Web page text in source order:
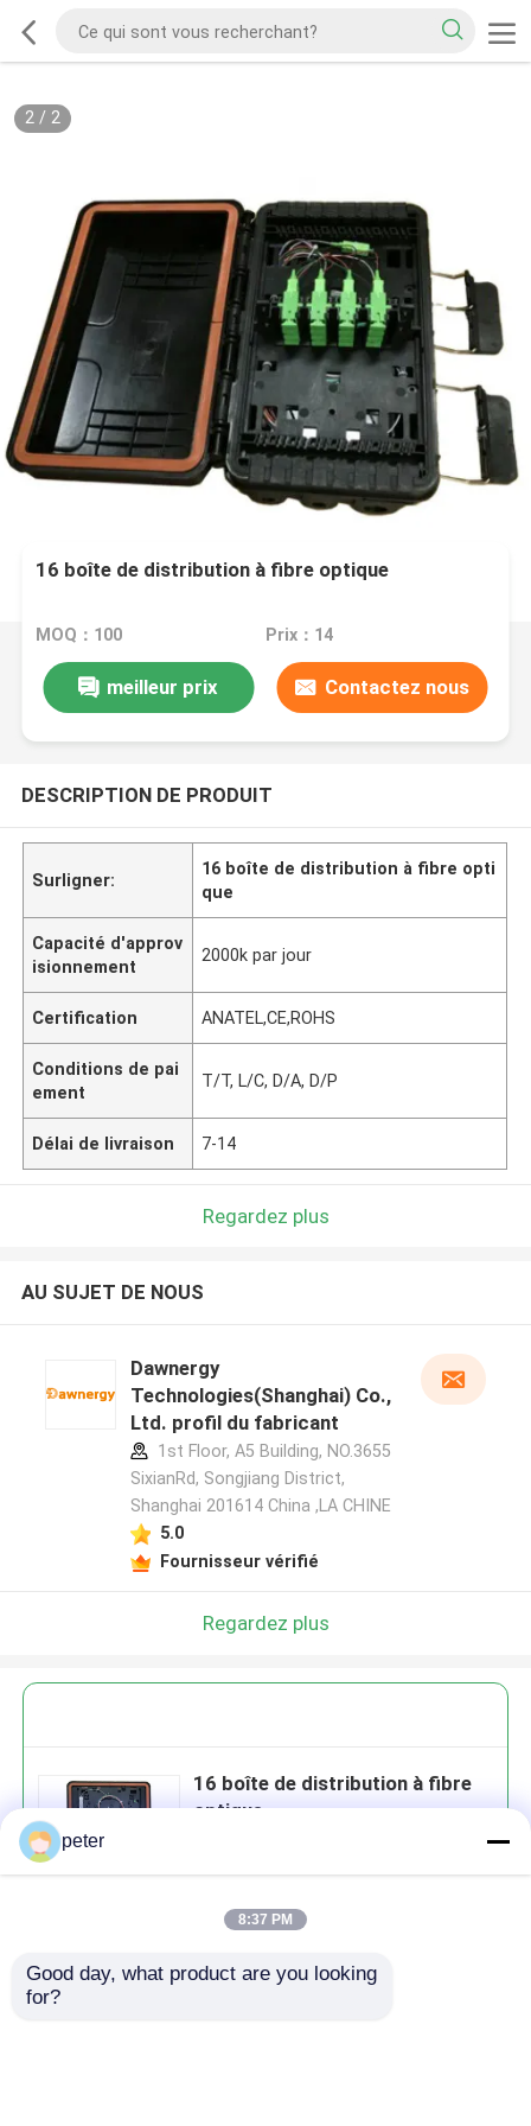
2/ 2
16 boîte de distribution à fibre optique
MOQ：100 Prix：14
meilleur prix Contactez nous
DESCRIPTION DE PRODUIT
Surligner:
16 boîte de distribution à fibre opti
que
Capacité d'approv
isionnement
2000k par jour
Certification ANATEL,CE,ROHS
Conditions de pai
ement
T/T, L/C, D/A, D/P
Délai de livraison 7-14
Regardez plus
AU SUJET DE NOUS
Dawnergy
Technologies(Shanghai) Co.,
Ltd. profil du fabricant
1st Floor, A5 Building, NO.3655
SixianRd, Songjiang District,
Shanghai 201614 China ,LA CHINE
5.0
Fournisseur vérifié
Regardez plus
16 boîte de distribution à fibre
optique
Continuer
peter
8:37 PM
Good day, what product are you looking
for?